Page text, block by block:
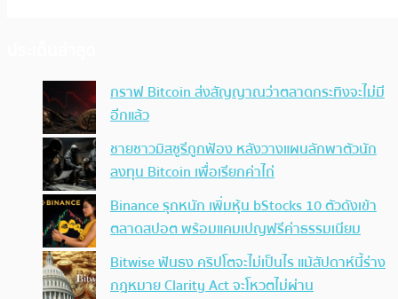
กราฟ Bitcoin ส่งสัญญาณว่าตลาดกระทิงจะไม่มี
อีกแล้ว
ชายชาวมิสซูรีถูกฟ้อง หลังวางแผนลักพาตัวนัก
ลงทุน Bitcoin เพื่อเรียกค่าไถ่
Binance รุกหนัก เพิ่มหุ้น bStocks 10 ตัวดังเข้า
ตลาดสปอต พร้อมแคมเปญฟรีค่าธรรมเนียม
Bitwise ฟันธง คริปโตจะไม่เป็นไร แม้สัปดาห์นี้ร่าง
กฎหมาย Clarity Act จะโหวตไม่ผ่าน